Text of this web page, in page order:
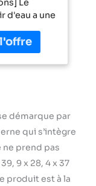
de
| 3
|
d'eau
|
|
Le
d'eau a une
à
des
été
les
à
le seau
de
Toutes les
démarque par
qui s’intègre
ne prend pas
9 x 28, 4 x 37
produit est à la